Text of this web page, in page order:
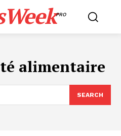
PRO
alimentaire
SEARCH